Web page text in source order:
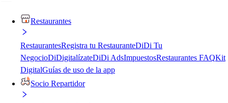
Restaurantes
RestaurantesRegistra tu RestauranteDiDi Tu
NegocioDiDigitalízateDiDi AdsImpuestosRestaurantes FAQKit
DigitalGuías de uso de la app
Socio Repartidor